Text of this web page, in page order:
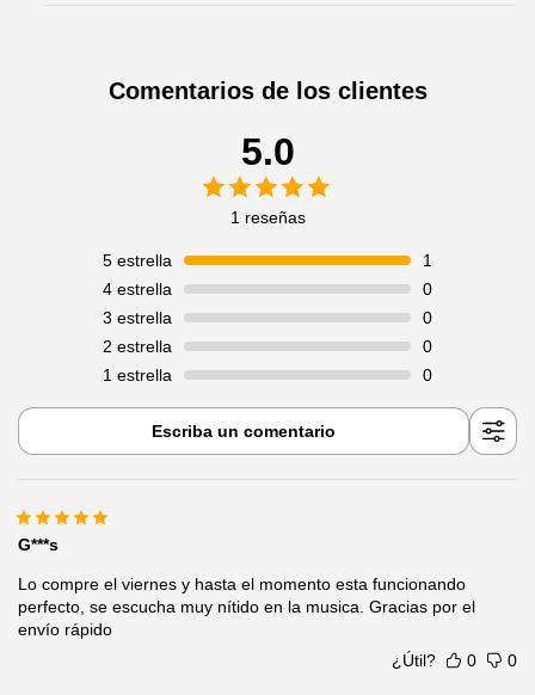
Comentarios de los clientes
5.0
1 reseñas
5estrella
1
4estrella
0
3 estrella
0
2 estrella
0
1 estrella 0
Escriba un comentario
G***s
Lo compre el viernes y hasta el momento esta funcionando
perfecto, se escucha muy nítido en la musica. Gracias por el
envío rápido
¿Útil?
0 0